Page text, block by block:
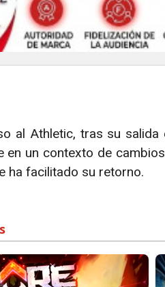
al Athletic, tras su
en un contexto de
ha facilitado su retorno.